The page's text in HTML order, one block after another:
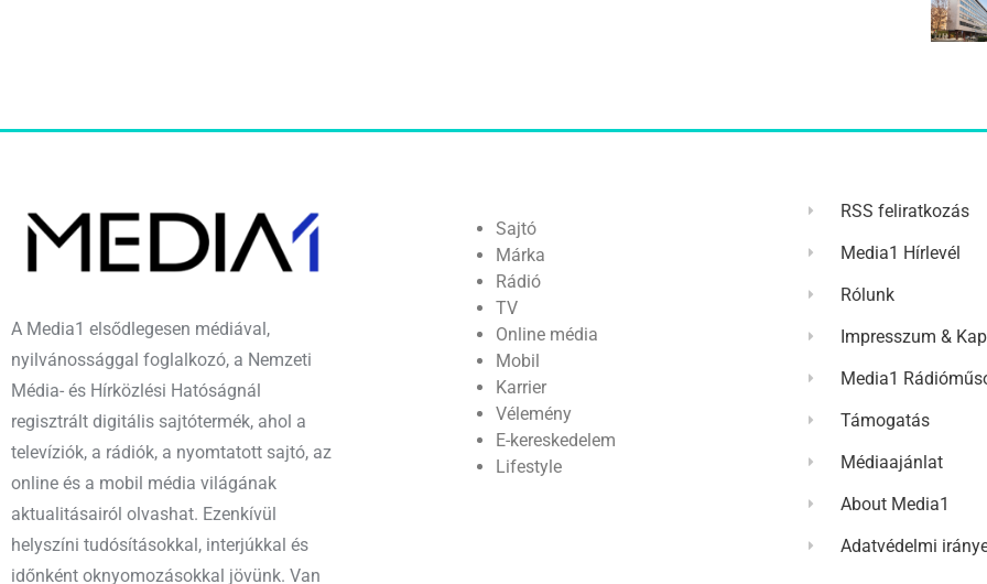
A Media1 elsődlegesen médiával,
nyilvánossággal foglalkozó, a Nemzeti
Média- és Hírközlési Hatóságnál
regisztrált digitális sajtótermék, ahol a
televíziók, a rádiók, a nyomtatott sajtó, az
online és a mobil média világának
aktualitásairól olvashat. Ezenkívül
helyszíni tudósításokkal, interjúkkal és
időnként oknyomozásokkal jövünk. Van
Sajtó
Márka
Rádió
TV
Online média
Mobil
Karrier
Vélemény
E-kereskedelem
Lifestyle
RSS feliratkozás
Media1 Hírlevél
Rólunk
Impresszum &
Media1
Támogatás
Médiaajánlat
About Media1
Adatvédelmi